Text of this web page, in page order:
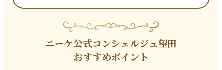
ニーケ公式コンシェルジュ望田
おすすめポイント